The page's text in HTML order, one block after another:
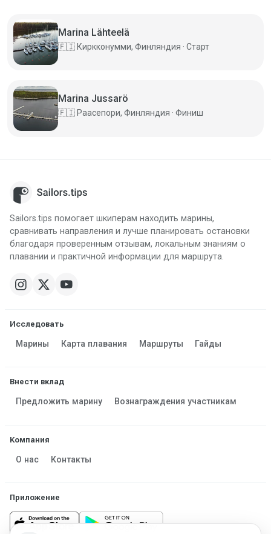
Marina Lähteelä
🇫🇮 Киркконумми, Финляндия · Старт
Marina Jussarö
🇫🇮 Раасепори, Финляндия · Финиш
Sailors.tips помогает шкиперам находить марины,
сравнивать направления и лучше планировать остановки
благодаря проверенным отзывам, локальным знаниям о
плавании и практичной информации для маршрута.
Исследовать
Марины Карта плавания Маршруты Гайды
Внести вклад
Предложить марину Вознаграждения участникам
Компания
О нас Контакты
Приложение